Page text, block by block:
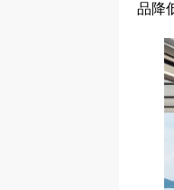
品降